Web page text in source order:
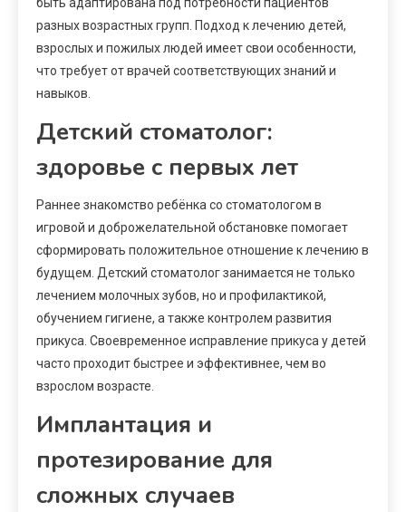
разных возрастных групп. Подход к лечению детей,
взрослых и пожилых людей имеет свои особенности,
что требует от врачей соответствующих знаний и
навыков.
Детский стоматолог:
здоровье с первых лет
Раннее знакомство ребёнка со стоматологом в
игровой и доброжелательной обстановке помогает
сформировать положительное отношение к лечению в
будущем. Детский стоматолог занимается не только
лечением молочных зубов, но и профилактикой,
обучением гигиене, а также контролем развития
прикуса. Своевременное исправление прикуса у детей
часто проходит быстрее и эффективнее, чем во
взрослом возрасте.
Имплантация и
протезирование для
сложных случаев